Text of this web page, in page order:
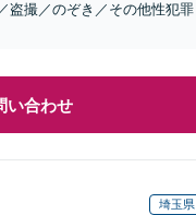
盗撮／のぞき／その他性犯罪
い合わせ
埼玉県